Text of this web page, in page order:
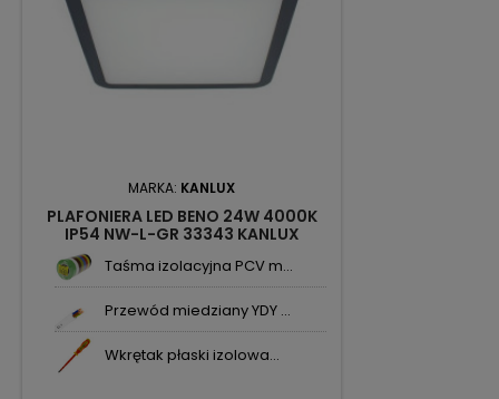
MARKA: KANLUX
PLAFONIERA LED BENO 24W 4000K
IP54 NW-L-GR 33343 KANLUX
Taśma izolacyjna PCV m...
Przewód miedziany YDY ...
Wkrętak płaski izolowa...